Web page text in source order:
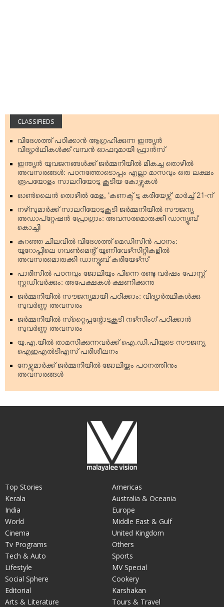
CLASSIFIEDS
വിദേശത്ത് പഠിക്കാന്‍ ആഗ്രഹിക്കുന്ന ഇന്ത്യന്‍
വിദ്യാര്‍ഥികള്‍ക്ക് വമ്പന്‍ ഓഫറുമായി ഫ്രാന്‍സ്
ഇന്ത്യന്‍ യുവജനങ്ങള്‍ക്ക് ജര്‍മ്മനിയില്‍ മികച്ച തൊഴില്‍
അവസരങ്ങള്‍: പഠനത്തോടൊപ്പം എല്ലാ മാസവും ഒരു ലക്ഷം
രൂപയോളം സാലറിയോടു കൂടിയ കോഴ്സുകള്‍
ഓണ്‍ലൈന്‍ തൊഴില്‍ മേള, ‘കണക്ട് ടു കരിയേഴ്സ്’ മാര്‍ച്ച് 21-ന്
നഴ്‌സുമാര്‍ക്ക് സാലറിയോടുകൂടി ജര്‍മ്മനിയില്‍ സൗജന്യ
അഡാപ്റ്റേഷന്‍ പ്രോഗ്രാം: അവസരമൊരുക്കി ഡാന്യൂബ്
കൊച്ചി
കുറഞ്ഞ ചിലവില്‍ വിദേശത്ത് മെഡിസിന്‍ പഠനം:
യൂറോപ്പിലെ ഗവണ്‍മെന്റ് യൂണിവേഴ്‌സിറ്റികളില്‍
അവസരമൊരുക്കി ഡാന്യൂബ് കരിയേഴ്‌സ്
പാരിസില്‍ പഠനവും ജോലിയും പിന്നെ രണ്ടു വര്‍ഷം പോസ്റ്റ്
സ്റ്റഡിവര്‍ക്കും: അപേക്ഷകള്‍ ക്ഷണിക്കുന്നു
ജര്‍മ്മനിയില്‍ സൗജന്യമായി പഠിക്കാം: വിദ്യാര്‍ത്ഥികള്‍ക്കു
സുവര്‍ണ്ണ അവസരം
ജര്‍മ്മനിയില്‍ സ്‌റ്റൈപ്പന്റോടുകൂടി നഴ്‌സിംഗ് പഠിക്കാന്‍
സുവര്‍ണ്ണ അവസരം
യു.എ.യില്‍ താമസിക്കുന്നവര്‍ക്ക് ഐ.ഡി.പിയുടെ സൗജന്യ
ഐഇഎല്‍ടിഎസ് പരിശീലനം
നേഴ്സുമാര്‍ക്ക് ജര്‍മ്മനിയില്‍ ജോലിയ്ക്കും പഠനത്തിനും
അവസരങ്ങള്‍
Top Stories
Kerala
India
World
Cinema
Tv Programs
Tech & Auto
Americas
Australia & Oceania
Europe
Middle East & Gulf
United Kingdom
Others
Sports
Lifestyle
Social Sphere
Editorial
Arts & Literature
MV Special
Cookery
Karshakan
Tours & Travel